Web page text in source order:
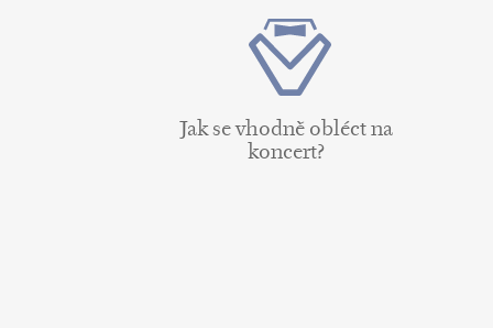
Jak se vhodně obléct na
koncert?